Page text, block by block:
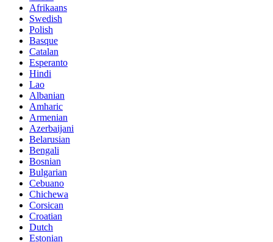
Afrikaans
Swedish
Polish
Basque
Catalan
Esperanto
Hindi
Lao
Albanian
Amharic
Armenian
Azerbaijani
Belarusian
Bengali
Bosnian
Bulgarian
Cebuano
Chichewa
Corsican
Croatian
Dutch
Estonian